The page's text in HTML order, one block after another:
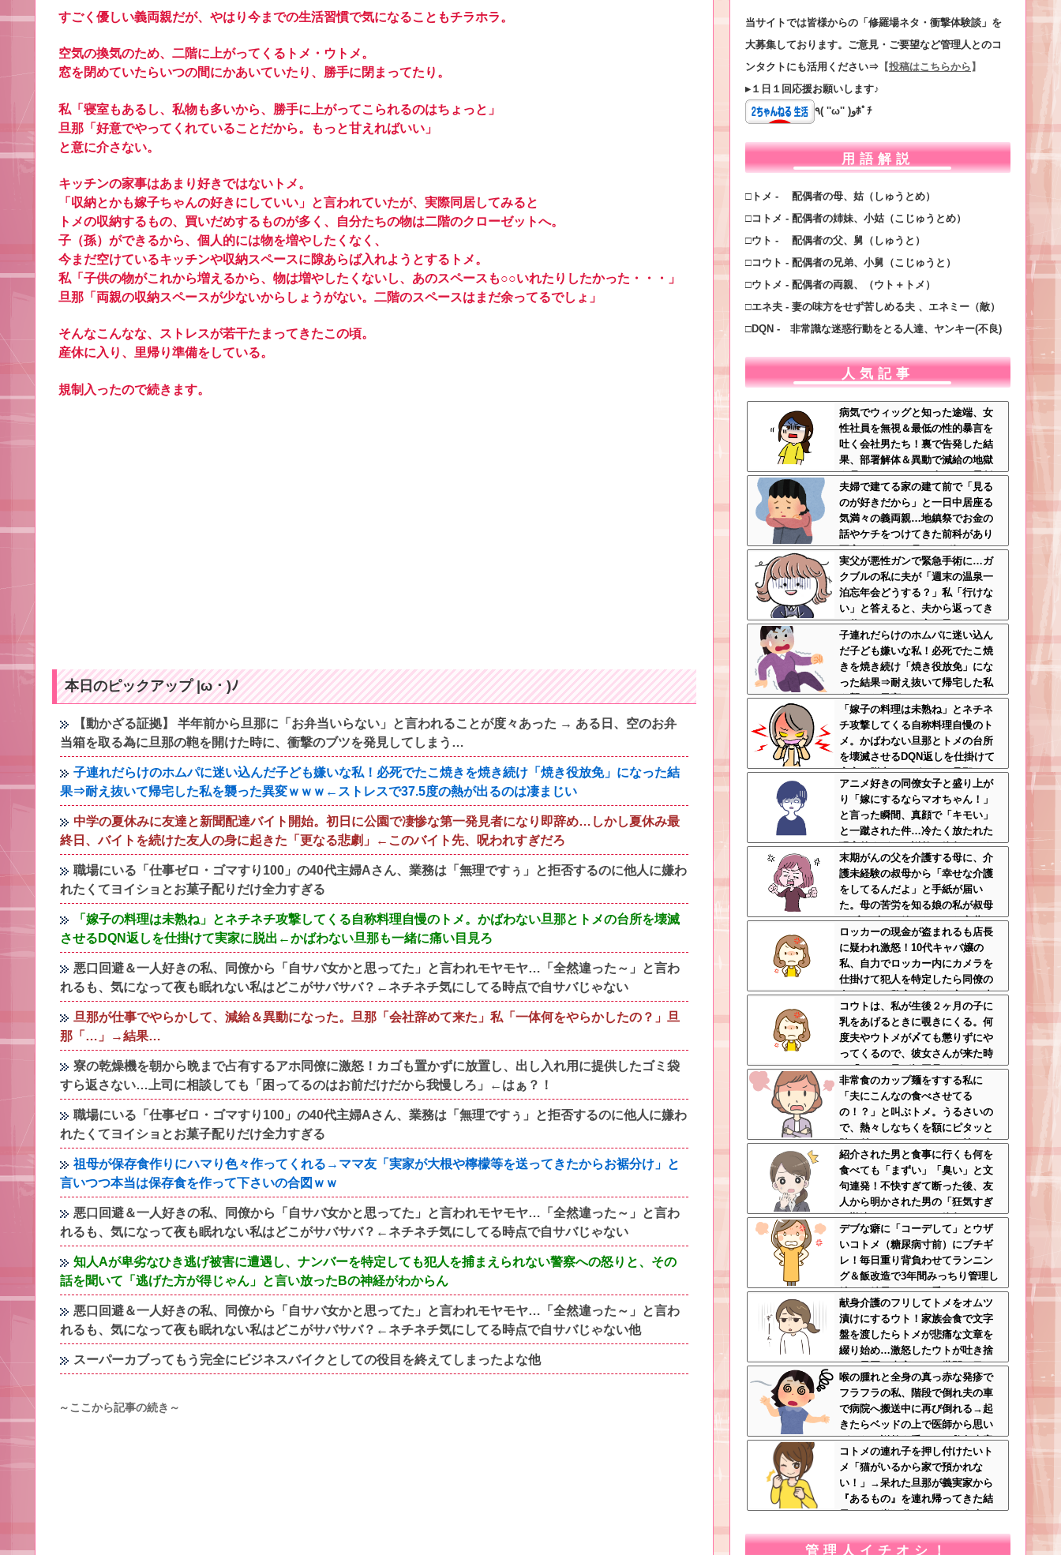
すごく優しい義両親だが、やはり今までの生活習慣で気になることもチラホラ。
空気の換気のため、二階に上がってくるトメ・ウトメ。
窓を閉めていたらいつの間にかあいていたり、勝手に閉まってたり。
私「寝室もあるし、私物も多いから、勝手に上がってこられるのはちょっと」
旦那「好意でやってくれていることだから。もっと甘えればいい」
と意に介さない。
キッチンの家事はあまり好きではないトメ。
「収納とかも嫁子ちゃんの好きにしていい」と言われていたが、実際同居してみると
トメの収納するもの、買いだめするものが多く、自分たちの物は二階のクローゼットへ。
子（孫）ができるから、個人的には物を増やしたくなく、
今まだ空けているキッチンや収納スペースに隙あらば入れようとするトメ。
私「子供の物がこれから増えるから、物は増やしたくないし、あのスペースも○○いれたりしたかった・・・」
旦那「両親の収納スペースが少ないからしょうがない。二階のスペースはまだ余ってるでしょ」
そんなこんなな、ストレスが若干たまってきたこの頃。
産休に入り、里帰り準備をしている。
規制入ったので続きます。
本日のピックアップ |ω・)ﾉ
【動かざる証拠】 半年前から旦那に「お弁当いらない」と言われることが度々あった → ある日、空のお弁
当箱を取る為に旦那の鞄を開けた時に、衝撃のブツを発見してしまう…
子連れだらけのホムパに迷い込んだ子ども嫌いな私！必死でたこ焼きを焼き続け「焼き役放免」になった結
果⇒耐え抜いて帰宅した私を襲った異変ｗｗｗ←ストレスで37.5度の熱が出るのは凄まじい
中学の夏休みに友達と新聞配達バイト開始。初日に公園で凄惨な第一発見者になり即辞め…しかし夏休み最
終日、バイトを続けた友人の身に起きた「更なる悲劇」←このバイト先、呪われすぎだろ
職場にいる「仕事ゼロ・ゴマすり100」の40代主婦Aさん、業務は「無理ですぅ」と拒否するのに他人に嫌わ
れたくてヨイショとお菓子配りだけ全力すぎる
「嫁子の料理は未熟ね」とネチネチ攻撃してくる自称料理自慢のトメ。かばわない旦那とトメの台所を壊滅
させるDQN返しを仕掛けて実家に脱出←かばわない旦那も一緒に痛い目見ろ
悪口回避＆一人好きの私、同僚から「自サバ女かと思ってた」と言われモヤモヤ…「全然違った～」と言わ
れるも、気になって夜も眠れない私はどこがサバサバ？←ネチネチ気にしてる時点で自サバじゃない
旦那が仕事でやらかして、減給＆異動になった。旦那「会社辞めて来た」私「一体何をやらかしたの？」旦
那「…」→結果…
寮の乾燥機を朝から晩まで占有するアホ同僚に激怒！カゴも置かずに放置し、出し入れ用に提供したゴミ袋
すら返さない…上司に相談しても「困ってるのはお前だけだから我慢しろ」←はぁ？！
職場にいる「仕事ゼロ・ゴマすり100」の40代主婦Aさん、業務は「無理ですぅ」と拒否するのに他人に嫌わ
れたくてヨイショとお菓子配りだけ全力すぎる
祖母が保存食作りにハマり色々作ってくれる→ママ友「実家が大根や檸檬等を送ってきたからお裾分け」と
言いつつ本当は保存食を作って下さいの合図ｗｗ
悪口回避＆一人好きの私、同僚から「自サバ女かと思ってた」と言われモヤモヤ…「全然違った～」と言わ
れるも、気になって夜も眠れない私はどこがサバサバ？←ネチネチ気にしてる時点で自サバじゃない
知人Aが卑劣なひき逃げ被害に遭遇し、ナンバーを特定しても犯人を捕まえられない警察への怒りと、その
話を聞いて「逃げた方が得じゃん」と言い放ったBの神経がわからん
悪口回避＆一人好きの私、同僚から「自サバ女かと思ってた」と言われモヤモヤ…「全然違った～」と言わ
れるも、気になって夜も眠れない私はどこがサバサバ？←ネチネチ気にしてる時点で自サバじゃない他
スーパーカブってもう完全にビジネスバイクとしての役目を終えてしまったよな他
～ここから記事の続き～
当サイトでは皆様からの「修羅場ネタ・衝撃体験談」を
大募集しております。ご意見・ご要望など管理人とのコ
ンタクトにも活用ください⇒ 【投稿はこちらから 】
▸１日１回応援お願いします♪
٩( ''ω'' )وﾎﾟﾁ
用語解説
□トメ - 配偶者の母、姑（しゅうとめ）
□コトメ - 配偶者の姉妹、小姑（こじゅうとめ）
□ウト - 配偶者の父、舅（しゅうと）
□コウト - 配偶者の兄弟、小舅（こじゅうと）
□ウトメ - 配偶者の両親、（ウト＋トメ）
□エネ夫 - 妻の味方をせず苦しめる夫 、エネミー（敵）
□DQN - 非常識な迷惑行動をとる人達、ヤンキー(不良)
人気記事
病気でウィッグと知った途端、女
性社員を無視＆最低の性的暴言を
吐く会社男たち！裏で告発した結
果、部署解体＆異動で減給の地獄
を見ることにｗｗ←人として最低
限の倫理観すら欠如してる
夫婦で建てる家の建て前で「見る
のが好きだから」と一日中居座る
気満々の義両親…地鎮祭でお金の
話やケチをつけてきた前科があり
不安しかない←見るのが好きとか
完全に野次馬の思考
実父が悪性ガンで緊急手術に…ガ
クブルの私に夫が「週末の温泉一
泊忘年会どうする？」私「行けな
い」と答えると、夫から返ってき
た信じられない一言←子どもたち
の方が何倍も常識的で泣ける
子連れだらけのホムパに迷い込ん
だ子ども嫌いな私！必死でたこ焼
きを焼き続け「焼き役放免」にな
った結果⇒耐え抜いて帰宅した私
を襲った異変ｗｗｗ←ストレスで3
7.5度の熱が出るのは凄まじい
「嫁子の料理は未熟ね」とネチネ
チ攻撃してくる自称料理自慢のト
メ。かばわない旦那とトメの台所
を壊滅させるDQN返しを仕掛けて
実家に脱出←かばわない旦那も一
緒に痛い目見ろ
アニメ好きの同僚女子と盛り上が
り「嫁にするならマオちゃん！」
と言った瞬間、真顔で「キモい」
と一蹴された件…冷たく放たれた
現実的すぎるお説教に絶句←オタ
クのノリをリアルで出すとそうな
る
末期がんの父を介護する母に、介
護未経験の叔母から「幸せな介護
をしてるんだよ」と手紙が届い
た。母の苦労を知る娘の私が叔母
にブチギレて放ちたかった言葉と
は…←無神経すぎて言葉を失うレ
ベル
ロッカーの現金が盗まれるも店長
に疑われ激怒！10代キャバ嬢の
私、自力でロッカー内にカメラを
仕掛けて犯人を特定したら同僚の
女だった…警察へ行くと言って止
められ、加害者に泣かれながら大
揉めして・・・
コウトは、私が生後２ヶ月の子に
乳をあげるときに覗きにくる。何
度夫やウトメが〆ても懲りずにや
ってくるので、彼女さんが来た時
に「コウト君が毎回見たがるのよ
～ｗ」と言うと、彼女さん鬼の形
相でコウトの元へｗ
非常食のカップ麺をすする私に
「夫にこんなの食べさせてる
の！？」と叫ぶトメ。うるさいの
で、熱々しなちくを額にピタッと
貼り付け、チャーシューを持ち上
げたらｗｗｗｗｗ
紹介された男と食事に行くも何を
食べても「まずい」「臭い」と文
句連発！不快すぎて断った後、友
人から明かされた男の「狂気すぎ
る勘違いシナリオ」に絶句ｗｗ←
手料理食べたいなら素直に言え
デブな癖に「コーデして」とウザ
いコトメ（糖尿病寸前）にブチギ
レ！毎日重り背負わせてランニン
グ＆飯改造で3年間みっちり管理し
続けた結果ｗｗｗ←愛のムチがス
パルタすぎて笑う
献身介護のフリしてトメをオムツ
漬けにするウト！家族会食で文字
盤を渡したらトメが悲痛な文章を
綴り始め…激怒したウトが吐き捨
てた最悪の真実とは←世間の目し
か気にしてない最低旦那だった
喉の腫れと全身の真っ赤な発疹で
フラフラの私、階段で倒れ夫の車
で病院へ搬送中に再び倒れる→起
きたらベッドの上で医師から思い
がけない説教を受けた←救急車案
件すぎるだろこれ
コトメの連れ子を押し付けたいト
メ「猫がいるから家で預かれな
い！」→呆れた旦那が義実家から
『あるもの』を連れ帰ってきた結
果…トメ半狂乱ｗｗｗ←そう来る
管理人イチオシ！